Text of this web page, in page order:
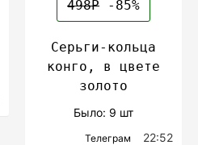
498Р -85%
Серьги-кольца
конго, в цвете
золото
Было: 9 шт
Телеграм 22:52